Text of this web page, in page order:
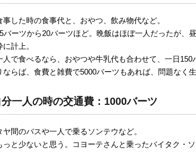
事した時の食事代と、おやつ、飲み物代など。
バーツから20バーツほど。晩飯はほぼ一人だったが、
に計上。
人で食べるなら、おやつや牛乳代も合わせて、一日150
ならば、食費と雑費で5000バーツもあれば、問題なく生
分一人の時の交通費：1000バーツ
ヤ間のバスや一人で乗るソンテウなど。
っと少ないと思う。コヨーテさんと乗ったバイタク・ソ